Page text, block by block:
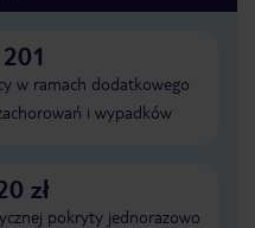
w ramach dodatkowego
i wypadków
zł
pokryty jednorazowo